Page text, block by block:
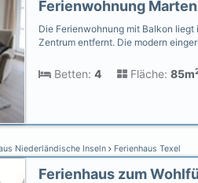
Die Ferienwohnung mit Balkon
Zentrum entfernt. Die modern
Betten: 4 Fläche: 85m
Niederländische Inseln Ferienhaus Texel
Ferienhaus zum